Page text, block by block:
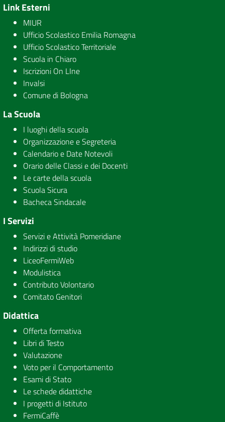
Link Esterni
MIUR
Ufficio Scolastico Emilia Romagna
Ufficio Scolastico Territoriale
Scuola in Chiaro
Iscrizioni On LIne
Invalsi
Comune di Bologna
La Scuola
I luoghi della scuola
Organizzazione e Segreteria
Calendario e Date Notevoli
Orario delle Classi e dei Docenti
Le carte della scuola
Scuola Sicura
Bacheca Sindacale
I Servizi
Servizi e Attività Pomeridiane
Indirizzi di studio
LiceoFermiWeb
Modulistica
Contributo Volontario
Comitato Genitori
Didattica
Offerta formativa
Libri di Testo
Valutazione
Voto per il Comportamento
Esami di Stato
Le schede didattiche
I progetti di Istituto
FermiCaffè